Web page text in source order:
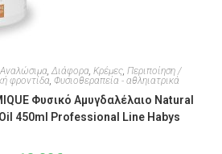
Αναλώσιμα, Διάφορα, Κρέμες, Περιποίηση /
φροντίδα, Φυσιοθεραπεία - αθληιατρικά
Φυσικό Αμυγδαλέλαιο Natural
450ml Professional Line Habys